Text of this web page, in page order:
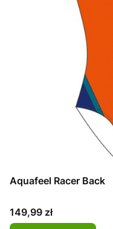
Aquafeel Racer Back
Cena
149,99 zł